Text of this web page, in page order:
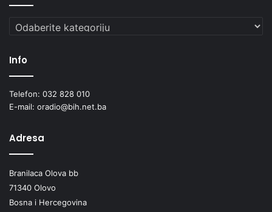
Kategorije
Info
Telefon: 032 828 010
E-mail: oradio@bih.net.ba
Adresa
Branilaca Olova bb
71340 Olovo
Bosna i Hercegovina